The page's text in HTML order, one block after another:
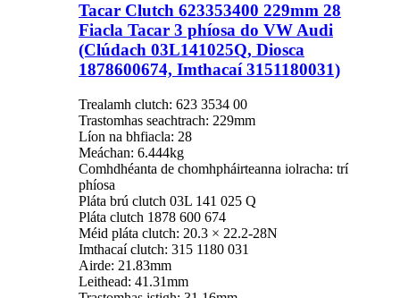
Tacar Clutch 623353400 229mm 28
Fiacla Tacar 3 phíosa do VW Audi
(Clúdach 03L141025Q, Diosca
1878600674, Imthacaí 3151180031)
Trealamh clutch: 623 3534 00
Trastomhas seachtrach: 229mm
Líon na bhfiacla: 28
Meáchan: 6.444kg
Comhdhéanta de chomhpháirteanna iolracha: trí
phíosa
Pláta brú clutch 03L 141 025 Q
Pláta clutch 1878 600 674
Méid pláta clutch: 20.3 × 22.2-28N
Imthacaí clutch: 315 1180 031
Airde: 21.83mm
Leithead: 41.31mm